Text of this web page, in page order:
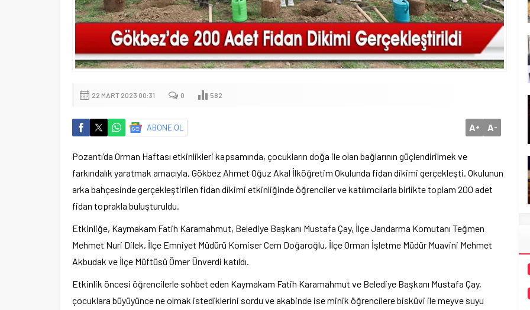
22 MART 2023 00:31 0 582
ABONE OL A+ A-
Pozantı’da Orman Haftası etkinlikleri kapsamında, çocukların doğa ile olan bağlarının güçlendirilmek ve
farkındalık yaratmak amacıyla, Gökbez Ahmet Oğuz Akal İlköğretim Okulunda fidan dikimi gerçekleşti. Okulunun
arka bahçesinde gerçekleştirilen fidan dikimi etkinliğinde öğrenciler ve katılımcılarla birlikte toplam 200 adet
fidan toprakla buluşturuldu.
Etkinliğe, Kaymakam Fatih Karamahmut, Belediye Başkanı Mustafa Çay, İlçe Jandarma Komutanı Teğmen
Mehmet Nuri Dilek, İlçe Emniyet Müdürü Komiser Cem Doğaroğlu, İlçe Orman İşletme Müdür Muavini Mehmet
Akbudak ve İlçe Müftüsü Ömer Ünverdi katıldı.
Etkinlik öncesi öğrencilerle sohbet eden Kaymakam Fatih Karamahmut ve Belediye Başkanı Mustafa Çay,
çocuklara büyüyünce ne olmak istediklerini sordu ve akabinde ise minik öğrencilere bisküvi ile meyve suyu